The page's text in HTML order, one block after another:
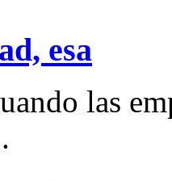
esa
las